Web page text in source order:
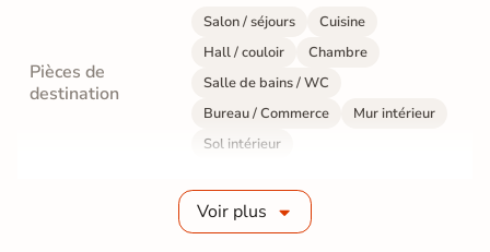
Pièces de
destination
Salon / séjours
Cuisine
Hall / couloir
Chambre
Salle de bains / WC
Bureau / Commerce
Mur intérieur
Sol intérieur
Grès cérame émaillé
Voir plus